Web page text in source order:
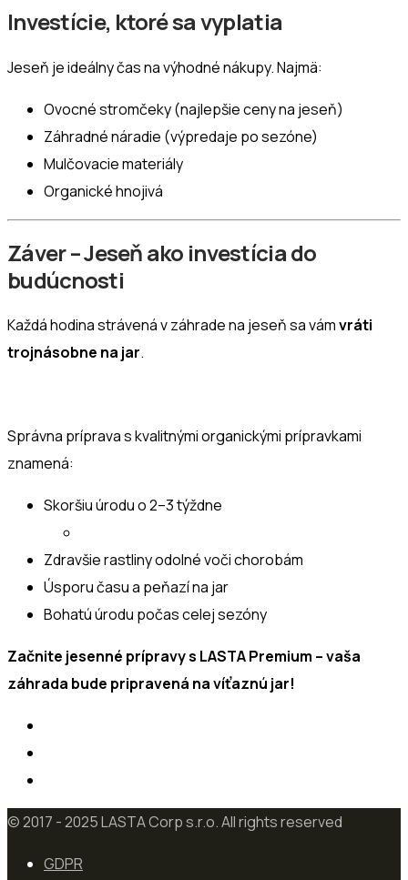
Investície, ktoré sa vyplatia
Jeseň je ideálny čas na výhodné nákupy. Najmä:
Ovocné stromčeky (najlepšie ceny na jeseň)
Záhradné náradie (výpredaje po sezóne)
Mulčovacie materiály
Organické hnojivá
Záver – Jeseň ako investícia do
budúcnosti
Každá hodina strávená v záhrade na jeseň sa vámvráti
trojnásobne na jar.
Správna príprava s kvalitnými organickými prípravkami
znamená:
Skoršiu úrodu o 2–3 týždne
Zdravšie rastliny odolné voči chorobám
Úsporu času a peňazí na jar
Bohatú úrodu počas celej sezóny
Začnite jesenné prípravy s LASTA Premium – vaša
záhrada bude pripravená na víťaznú jar!
© 2017 - 2025 LASTA Corp s.r.o. All rights reserved
GDPR